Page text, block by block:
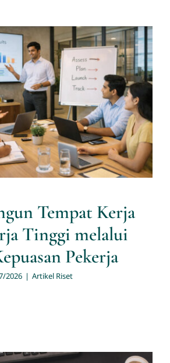
Tempat Kerja
Tinggi melalui
Kepuasan Pekerja
Artikel Riset
Tempat Kerja
Tinggi melalui
Pekerja
2026 | Artikel Riset